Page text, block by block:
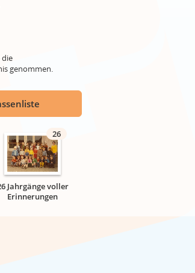
die
genommen.
26
Jahrgänge voller
Erinnerungen